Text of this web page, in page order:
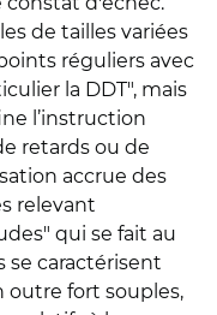
de tailles variées
réguliers avec
la DDT", mais
l’instruction
retards ou de
accrue des
relevant
qui se fait au
se caractérisent
outre fort souples,